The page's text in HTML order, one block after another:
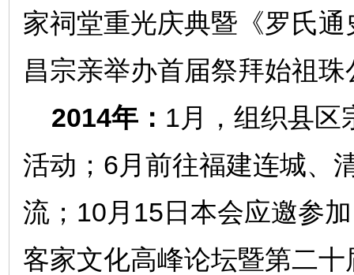
家祠堂重光庆典暨《罗氏
昌宗亲举办首届祭拜始祖
2014年： 1月，组织县区
活动；6月前往福建连城、
流；10月15日本会应邀参
客家文化高峰论坛暨第二